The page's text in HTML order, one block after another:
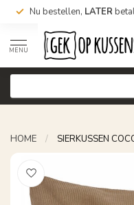
Nu bestellen, LATER
MENU
HOME / SIERKUSSEN COCO